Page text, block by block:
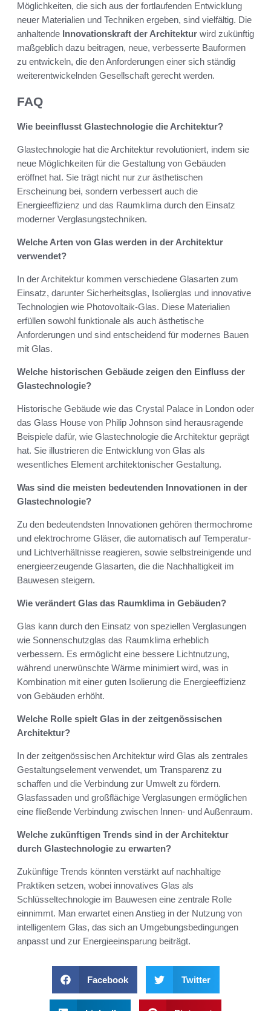
Möglichkeiten, die sich aus der fortlaufenden Entwicklung
neuer Materialien und Techniken ergeben, sind vielfältig. Die
anhaltende Innovationskraft der Architektur wird zukünftig
maßgeblich dazu beitragen, neue, verbesserte Bauformen
zu entwickeln, die den Anforderungen einer sich ständig
weiterentwickelnden Gesellschaft gerecht werden.
FAQ
Wie beeinflusst Glastechnologie die Architektur?
Glastechnologie hat die Architektur revolutioniert, indem sie
neue Möglichkeiten für die Gestaltung von Gebäuden
eröffnet hat. Sie trägt nicht nur zur ästhetischen
Erscheinung bei, sondern verbessert auch die
Energieeffizienz und das Raumklima durch den Einsatz
moderner Verglasungstechniken.
Welche Arten von Glas werden in der Architektur
verwendet?
In der Architektur kommen verschiedene Glasarten zum
Einsatz, darunter Sicherheitsglas, Isolierglas und innovative
Technologien wie Photovoltaik-Glas. Diese Materialien
erfüllen sowohl funktionale als auch ästhetische
Anforderungen und sind entscheidend für modernes Bauen
mit Glas.
Welche historischen Gebäude zeigen den Einfluss der
Glastechnologie?
Historische Gebäude wie das Crystal Palace in London oder
das Glass House von Philip Johnson sind herausragende
Beispiele dafür, wie Glastechnologie die Architektur geprägt
hat. Sie illustrieren die Entwicklung von Glas als
wesentliches Element architektonischer Gestaltung.
Was sind die meisten bedeutenden Innovationen in der
Glastechnologie?
Zu den bedeutendsten Innovationen gehören thermochrome
und elektrochrome Gläser, die automatisch auf Temperatur-
und Lichtverhältnisse reagieren, sowie selbstreinigende und
energieerzeugende Glasarten, die die Nachhaltigkeit im
Bauwesen steigern.
Wie verändert Glas das Raumklima in Gebäuden?
Glas kann durch den Einsatz von speziellen Verglasungen
wie Sonnenschutzglas das Raumklima erheblich
verbessern. Es ermöglicht eine bessere Lichtnutzung,
während unerwünschte Wärme minimiert wird, was in
Kombination mit einer guten Isolierung die Energieeffizienz
von Gebäuden erhöht.
Welche Rolle spielt Glas in der zeitgenössischen
Architektur?
In der zeitgenössischen Architektur wird Glas als zentrales
Gestaltungselement verwendet, um Transparenz zu
schaffen und die Verbindung zur Umwelt zu fördern.
Glasfassaden und großflächige Verglasungen ermöglichen
eine fließende Verbindung zwischen Innen- und Außenraum.
Welche zukünftigen Trends sind in der Architektur
durch Glastechnologie zu erwarten?
Zukünftige Trends könnten verstärkt auf nachhaltige
Praktiken setzen, wobei innovatives Glas als
Schlüsseltechnologie im Bauwesen eine zentrale Rolle
einnimmt. Man erwartet einen Anstieg in der Nutzung von
intelligentem Glas, das sich an Umgebungsbedingungen
anpasst und zur Energieeinsparung beiträgt.
Facebook Twitter